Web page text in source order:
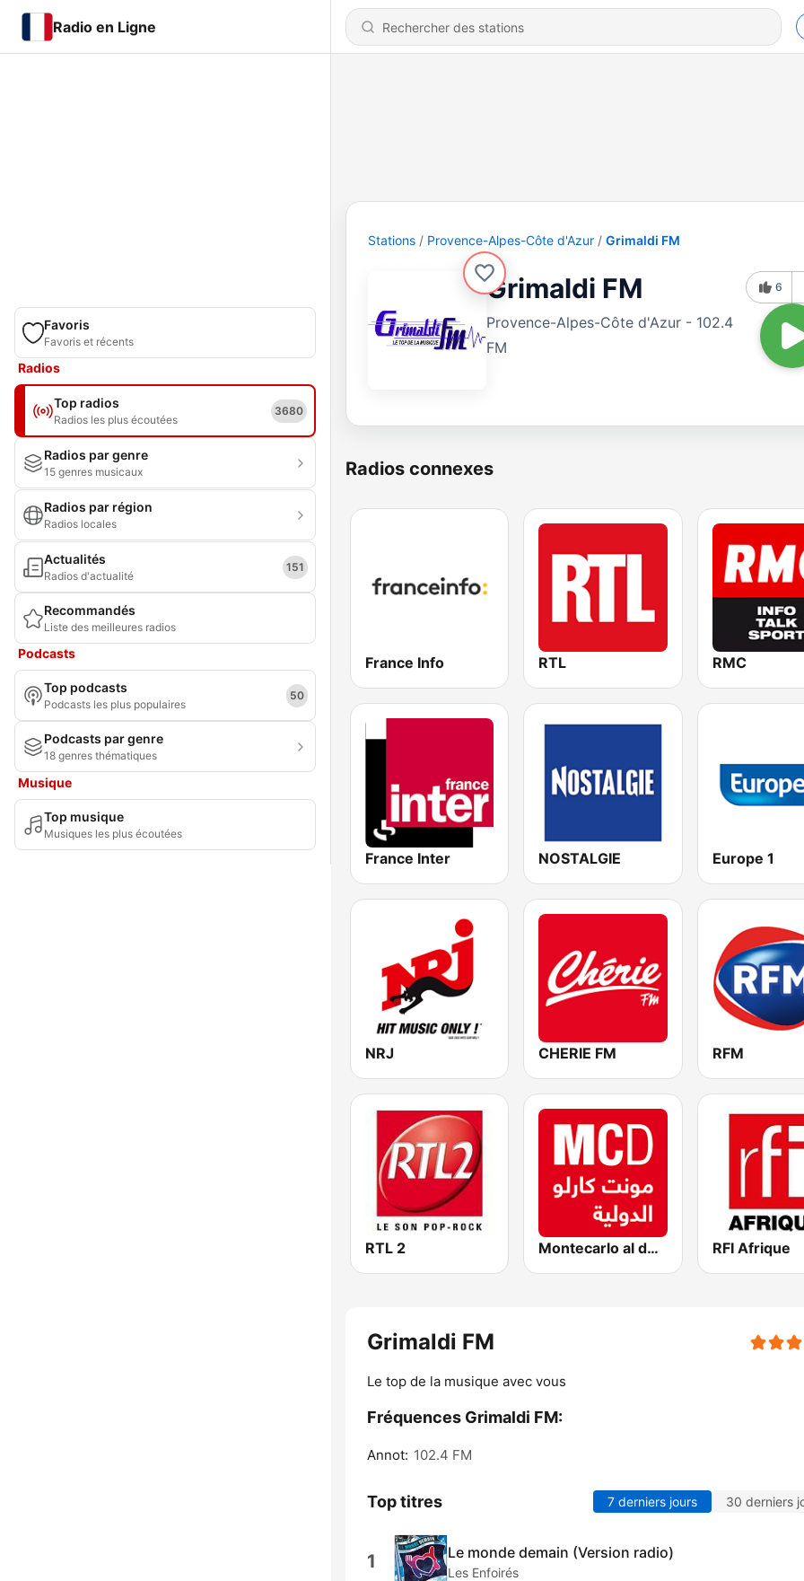
Radio en Ligne
Favoris
Favoris et récents
Radios
Top radios
Radios les plus écoutées
3680
Radios par genre
15 genres musicaux
Radios par région
Radios locales
Actualités
Radios d'actualité
151
Recommandés
Liste des meilleures radios
Podcasts
Top podcasts
Podcasts les plus populaires
50
Podcasts par genre
18 genres thématiques
Musique
Top musique
Musiques les plus écoutées
Stations Provence-Alpes-Côte d'Azur Grimaldi FM
Grimaldi FM
Provence-Alpes-Côte d'Azur - 102.4
FM
6
Radios connexes
France Info RTL RMC
France Inter NOSTALGIE Europe 1
NRJ CHERIE FM RFM
RTL 2 Montecarlo al doualiya (مونت كارلو الدولية) RFI Afrique
Grimaldi FM
Le top de la musique avec vous
Fréquences Grimaldi FM:
Annot: 102.4 FM
Top titres 7 derniers jours 30 derniers
1 Le monde demain (Version radio)
Les Enfoirés